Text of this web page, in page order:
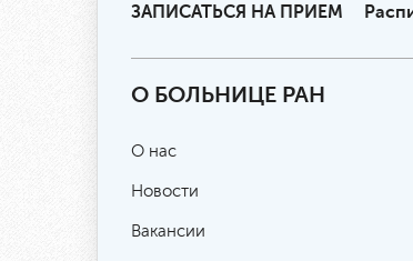
ЗАПИСАТЬСЯ НА ПРИЕМ
О БОЛЬНИЦЕ РАН
О нас
Новости
Вакансии